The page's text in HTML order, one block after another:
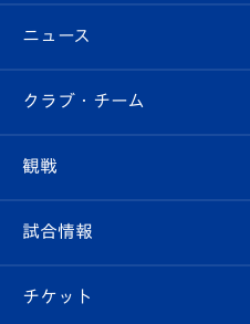
ニュース
すべて
クラブ
試合情報
クラブ・チーム
クラブ概要
観戦
観戦ルール
試合情報
試合日程/結果
チケット